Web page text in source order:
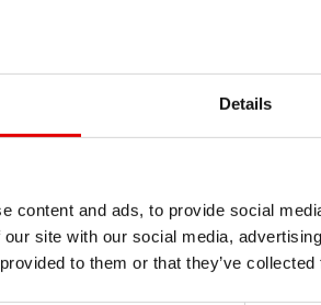
Details
content and ads, to provide social
site with our social media,
to them or that they’ve